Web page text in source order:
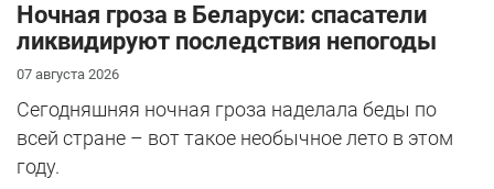
Ночная гроза в Беларуси: спасатели
ликвидируют последствия непогоды
07 августа 2026
Сегодняшняя ночная гроза наделала беды по
всей стране – вот такое необычное лето в этом
году.